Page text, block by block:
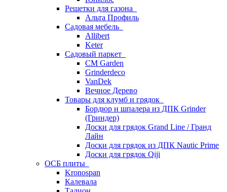
Решетки для газона
Альта Профиль
Садовая мебель
Allibert
Keter
Садовый паркет
CM Garden
Grinderdeco
VanDek
Вечное Дерево
Товары для клумб и грядок
Бордюр и шпалера из ДПК Grinder
(Гриндер)
Доски для грядок Grand Line / Гранд
Лайн
Доски для грядок из ДПК Nautic Prime
Доски для грядок Qiji
ОСБ плиты
Kronospan
Калевала